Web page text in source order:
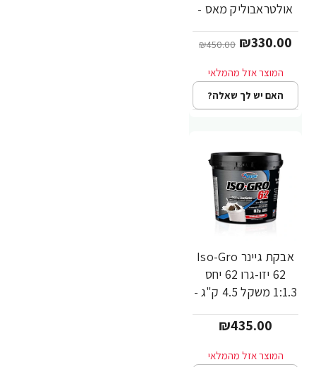
אולטראבוליק מאס -
- משקל 5.45 ק"ג -
₪330.00
₪450.00
האם יש לך שאלה?
אבקת גיינר Iso-Gro
62 יזו-גרו 62 יחס
1:1.3 משקל 4.5 ק"ג -
₪435.00